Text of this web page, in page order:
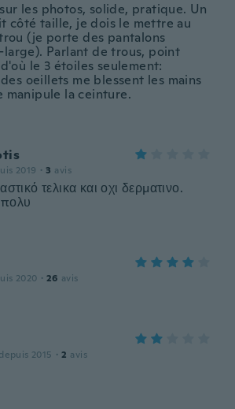
les photos, solide, pratique. Un
côté taille, je dois le mettre au
(je porte des pantalons
large). Parlant de trous, point
le 3 étoiles seulement:
oeillets me blessent les mains
manipule la ceinture.
2019 · 3 avis
τελικα και οχι δερματινο.
2020 · 26 avis
2015 · 2 avis